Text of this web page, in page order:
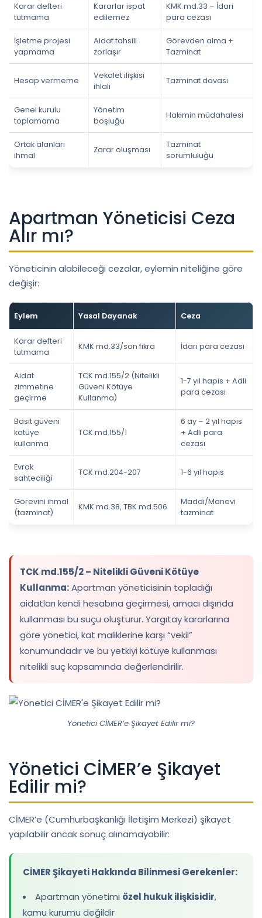
Karar defteri
tutmama
Kararlar ispat
edilemez
KMK md.33 – İdari
para cezası
İşletme projesi
yapmama
Aidat tahsili
zorlaşır
Görevden alma +
Tazminat
Hesap vermeme
Vekalet ilişkisi
ihlali
Tazminat davası
Genel kurulu
toplamama
Yönetim
boşluğu
Hakimin müdahalesi
Ortak alanları
ihmal
Zarar oluşması
Tazminat
sorumluluğu
Apartman Yöneticisi Ceza
Alır mı?
Yöneticinin alabileceği cezalar, eylemin niteliğine göre
değişir:
Eylem Yasal Dayanak Ceza
Karar defteri
tutmama
KMK md.33/son fıkra İdari para cezası
Aidat
zimmetine
geçirme
TCK md.155/2 (Nitelikli
Güveni Kötüye
Kullanma)
1-7 yıl hapis + Adli
para cezası
Basit güveni
kötüye
kullanma
TCK md.155/1
6 ay – 2 yıl hapis
+ Adli para
cezası
Evrak
sahteciliği
TCK md.204-207 1-6 yıl hapis
Görevini ihmal
(tazminat)
KMK md.38, TBK md.506
Maddi/Manevi
tazminat
TCK md.155/2 – Nitelikli Güveni Kötüye
Kullanma:Apartman yöneticisinin topladığı
aidatları kendi hesabına geçirmesi, amacı dışında
kullanması bu suçu oluşturur. Yargıtay kararlarına
göre yönetici, kat maliklerine karşı “vekil”
konumundadır ve bu yetkiyi kötüye kullanması
nitelikli suç kapsamında değerlendirilir.
Yönetici CİMER’e Şikayet Edilir mi?
Yönetici CİMER’e Şikayet
Edilir mi?
CİMER’e (Cumhurbaşkanlığı İletişim Merkezi) şikayet
yapılabilir ancak sonuç alınamayabilir:
CİMER Şikayeti Hakkında Bilinmesi Gerekenler:
Apartman yönetimi özel hukuk ilişkisidir,
kamu kurumu değildir